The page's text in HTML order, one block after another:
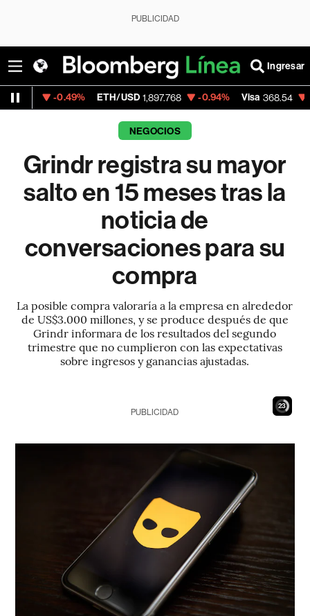
PUBLICIDAD
Ingresar
ETH/USD 1,897.768 -0.94% Visa 368.54 -0.28%
NEGOCIOS
Grindr registra su mayor
salto en 15 meses tras la
noticia de
conversaciones para su
compra
La posible compra valoraría a la empresa en alrededor
de US$3.000 millones, y se produce después de que
Grindr informara de los resultados del segundo
trimestre que no cumplieron con las expectativas
sobre ingresos y ganancias ajustadas.
22
PUBLICIDAD